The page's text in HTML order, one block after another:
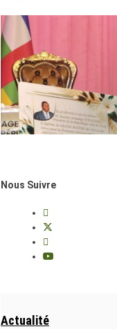
Nous Suivre
Actualité